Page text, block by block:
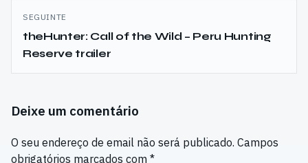
SEGUINTE
theHunter: Call of the Wild – Peru Hunting
Reserve trailer
Deixe um comentário
O seu endereço de email não será publicado. Campos
obrigatórios marcados com *